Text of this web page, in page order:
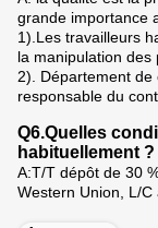
grande importance
1).Les travailleurs
la manipulation des
2). Département de
responsable du
Q6.Quelles
habituellement ?
A:T/T dépôt de 30
Western Union, L/C